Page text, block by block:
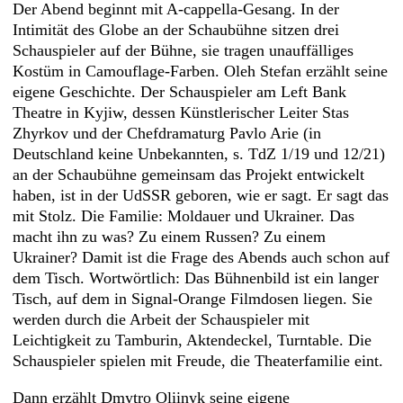
Der Abend beginnt mit A-cappella-Gesang. In der
Intimität des Globe an der Schaubühne sitzen drei
Schauspieler auf der Bühne, sie tragen unauffälliges
Kostüm in Camou­flage-Farben. Oleh Stefan erzählt seine
eigene Geschichte. Der Schauspieler am Left Bank
Theatre in Kyjiw, dessen Künstlerischer Leiter Stas
Zhyrkov und der Chefd­ramaturg Pavlo Arie (in
Deutschland keine Unbekannten, s. TdZ 1/19 und 12/21)
an der Schaubühne gemeinsam das Projekt entwickelt
haben, ist in der UdSSR geboren, wie er sagt. Er sagt das
mit Stolz. Die Familie: Moldauer und Ukrainer. Das
macht ihn zu was? Zu einem Russen? Zu einem
Ukrainer? Damit ist die Frage des Abends auch schon auf
dem Tisch. Wortwörtlich: Das Bühnenbild ist ein langer
Tisch, auf dem in Signal-Orange Filmdosen liegen. Sie
werden durch die Arbeit der Schauspieler mit
Leichtigkeit zu Tamburin, Aktendeckel, Turntable. Die
Schauspieler spielen mit Freude, die Theaterfamilie eint.
Dann erzählt Dmytro Oliinyk seine eigene